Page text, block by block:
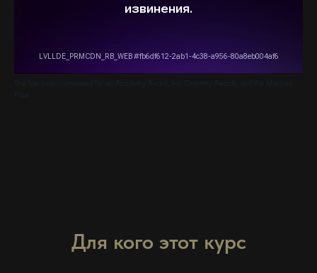
She has been nominated for an Academy Award, two Grammy Awards, and the Mercury
Prize
Для кого этот курс